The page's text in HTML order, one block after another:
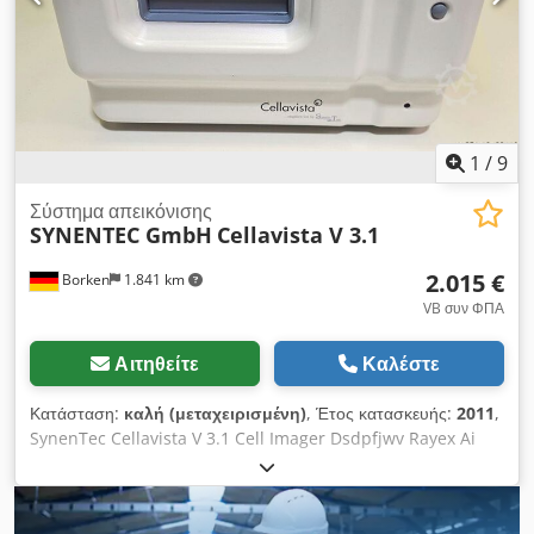
Siemens 1,8 Philips Xbpcno7r Πλάκες συμπίεσης: 18x24 cm
ύψος άκρη Philips Axillae κουπί 21cm x 9cm, 28x27x9 cm
Συμπίεση σημείου επαφής 8cm Πίνακας μεγεθυνσης x1.8 Αυτό
το σύστημα είναι σε πολύ καλή καλλυντική και λειτουργική
κατάσταση. Έχει αποεγκατασταθεί επαγγελματικά και είναι
διαθέσιμο για άμεση πώληση. επιτραπέζια πινακίδα τραπέζι
μαγνητικής ίνας Dwsdpfx Aiedqil Ae Isa
1 /9
Borken 1.841 km
Σύστημα απεικόνισης
SYNENTEC GmbH Cellavista V 3.1
2.015 €
VB συν ΦΠΑ
Αιτηθείτε Καλέστε
Κατάσταση: καλή (μεταχειρισμένη), Έτος κατασκευής: 2011,
SynenTec Cellavista V 3.1 Cell Imager Dsdpfjwv Rayex Ai
Iswa Κατασκευαστής: SynenTec Μοντέλο: Cellavista V 3.1
Ανάλυση: Έως 0,35 μm με 40x μεγέθυνση Επιλογές
μεγέθυνσης: 2x, 4x, 10x, 20x, 40x Φωτισμός: Φωτεινό πεδίο